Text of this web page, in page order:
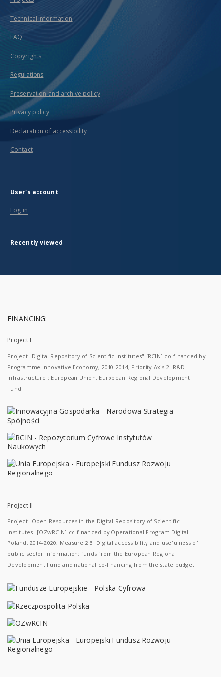
Technical information
FAQ
Copyrights
Regulations
Preservation and archive policy
Privacy policy
Declaration of accessibility
Contact
User's account
Log in
Recently viewed
FINANCING:
Project I
Project "Digital Repository of Scientific Institutes" [RCIN] co-financed by
Programme Innovative Economy, 2010-2014, Priority Axis 2. R&D
infrastructure ; European Union. European Regional Development
Fund.
Project II
Project "Open Resources in the Digital Repository of Scientific
Institutes" [OZwRCIN] co-financed by Operational Program Digital
Poland, 2014-2020, Measure 2.3: Digital accessibility and usefulness of
public sector information; funds from the European Regional
Development Fund and national co-financing from the state budget.